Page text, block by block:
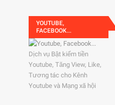
YOUTUBE,
FACEBOOK...
Dịch vụ Bật kiếm tiền
Youtube, Tăng View, Like,
Tương tác cho Kênh
Youtube và Mạng xã hội